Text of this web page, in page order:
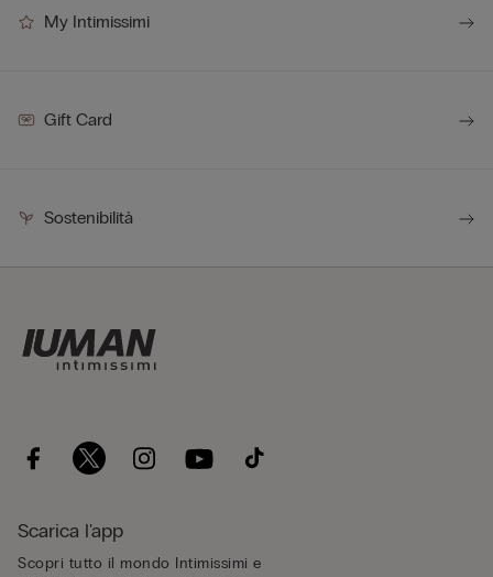
My Intimissimi
Gift Card
Sostenibilità
Scarica l'app
Scopri tutto il mondo Intimissimi e